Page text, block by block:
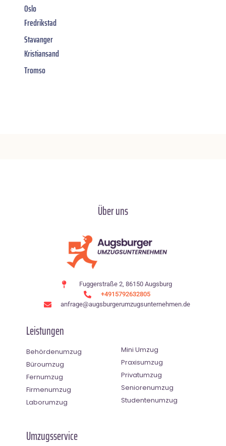
Oslo
Fredrikstad
Stavanger
Kristiansand
Tromso
Über uns
Fuggerstraße 2, 86150 Augsburg
+4915792632805
anfrage@augsburgerumzugsunternehmen.de
Leistungen
Behördenumzug
Büroumzug
Fernumzug
Firmenumzug
Laborumzug
Mini Umzug
Praxisumzug
Privatumzug
Seniorenumzug
Studentenumzug
Umzugsservice